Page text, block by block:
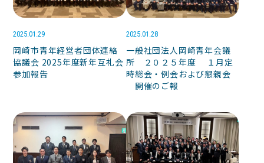
2025.01.29
岡崎市青年経営者団体連絡
協議会 2025年度新年互礼会
参加報告
2025.01.28
一般社団法人岡崎青年会議
所 ２０２５年度 １月定
時総会・例会および懇親会
開催のご報